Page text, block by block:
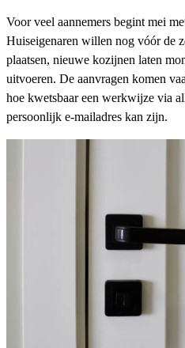
Voor veel aannemers begint mei
Huiseigenaren willen nog vóór de
plaatsen, nieuwe kozijnen laten
uitvoeren. De aanvragen komen
hoe kwetsbaar een werkwijze via
persoonlijk e-mailadres kan zijn.